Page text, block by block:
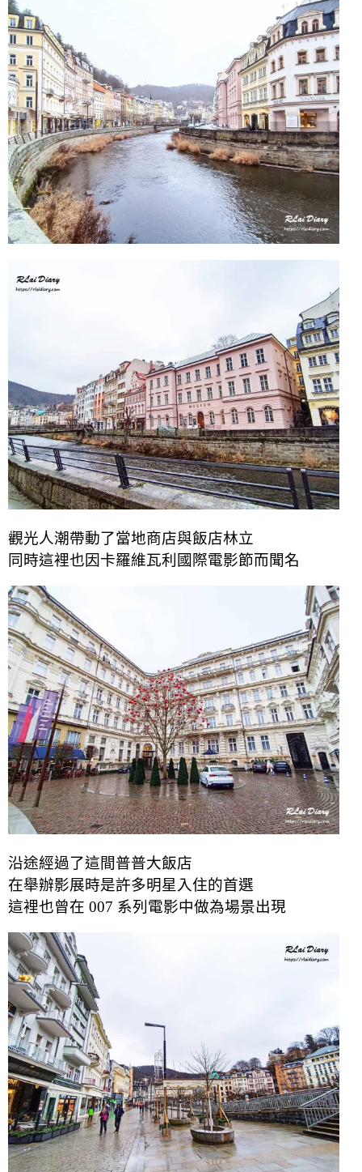
觀光人潮帶動了當地商店與飯店林立
同時這裡也因卡羅維瓦利國際電影節而聞名
沿途經過了這間普普大飯店
在舉辦影展時是許多明星入住的首選
這裡也曾在 007 系列電影中做為場景出現